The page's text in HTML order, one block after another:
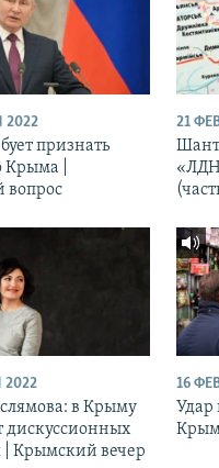
2022
признать
|
вопрос
21
2022
в Крыму
дискуссионных
Крымский вечер
16
Удар